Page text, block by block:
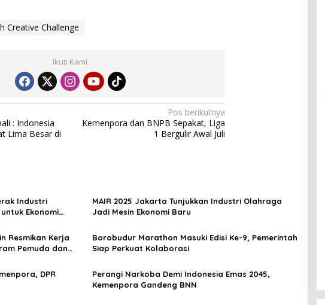
Creative Challenge
Ikuti Kami
: Indonesia
Lima Besar di
Pos berikutnya
Kemenpora dan BNPB Sepakat, Liga
1 Bergulir Awal Juli
Industri
Ekonomi
MAIR 2025 Jakarta Tunjukkan Industri Olahraga
Jadi Mesin Ekonomi Baru
Resmikan Kerja
Pemuda dan
Borobudur Marathon Masuki Edisi Ke-9, Pemerintah
Siap Perkuat Kolaborasi
DPR
Perangi Narkoba Demi Indonesia Emas 2045,
Kemenpora Gandeng BNN